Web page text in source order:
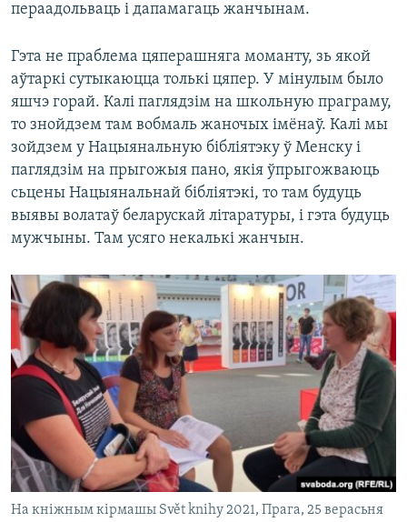
пераадольваць і дапамагаць жанчынам.
Гэта не праблема цяперашняга моманту, зь якой
аўтаркі сутыкаюцца толькі цяпер. У мінулым было
яшчэ горай. Калі паглядзім на школьную праграму,
то знойдзем там вобмаль жаночых імёнаў. Калі мы
зойдзем у Нацыянальную бібліятэку ў Менску і
паглядзім на прыгожыя пано, якія ўпрыгожваюць
сьцены Нацыянальнай бібліятэкі, то там будуць
выявы волатаў беларускай літаратуры, і гэта будуць
мужчыны. Там усяго некалькі жанчын.
На кніжным кірмашы Svět knihy 2021, Прага, 25 верасьня